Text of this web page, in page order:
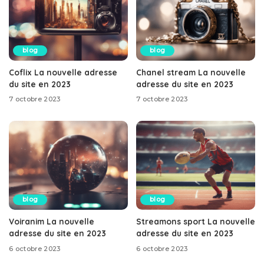
blog
Coflix La nouvelle adresse
du site en 2023
7 octobre 2023
blog
Chanel stream La nouvelle
adresse du site en 2023
7 octobre 2023
blog
Voiranim La nouvelle
adresse du site en 2023
6 octobre 2023
blog
Streamons sport La nouvelle
adresse du site en 2023
6 octobre 2023